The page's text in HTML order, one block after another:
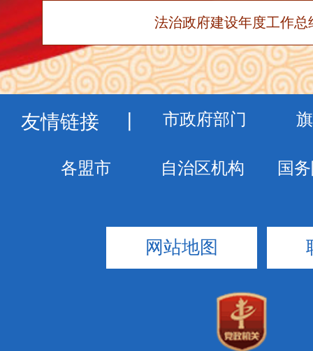
法治政府建设年度工作总
友情链接
网站地图